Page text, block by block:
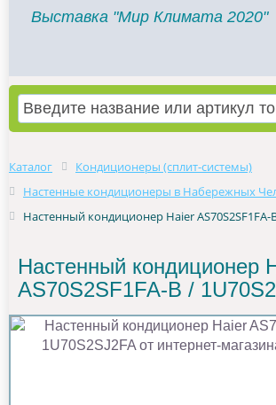
Выставка "Мир Климата 2020"
Каталог
Кондиционеры (сплит-системы)
Настенные кондиционеры в Набережных
Настенный кондиционер Haier AS70S2SF1FA-
Настенный кондиционер
AS70S2SF1FA-B /